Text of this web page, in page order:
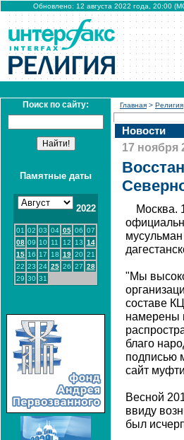
Обновлено: 12 августа 2022 года, 20:00
Поиск по сайту:
Памятные даты
2022
01 02 03 04 05 06 07
08 09 10 11 12 13 14
15 16 17 18 19 20 21
22 23 24 25 26 27 28
29 30 31
Главная > Религия
Новости
17 ноября
Москва.
"Мы
составе
намерены
благо
подписью
сайт
Весной
ввиду
был